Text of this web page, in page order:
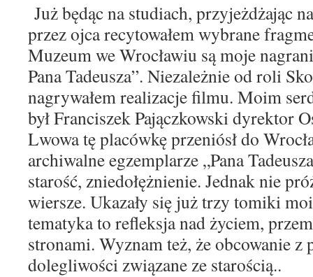
Już będąc na studiach, przyjeżdżając
przez ojca recytowałem wybrane
Muzeum we Wrocławiu są moje
Pana Tadeusza”. Niezależnie od roli
nagrywałem realizacje filmu. Moim
był Franciszek Pajączkowski dyrektor
Lwowa tę placówkę przeniósł do
archiwalne egzemplarze „Pana
starość, zniedołężnienie. Jednak nie
wiersze. Ukazały się już trzy tomiki
tematyka to refleksja nad życiem,
stronami. Wyznam też, że obcowanie z
dolegliwości związane ze starością..